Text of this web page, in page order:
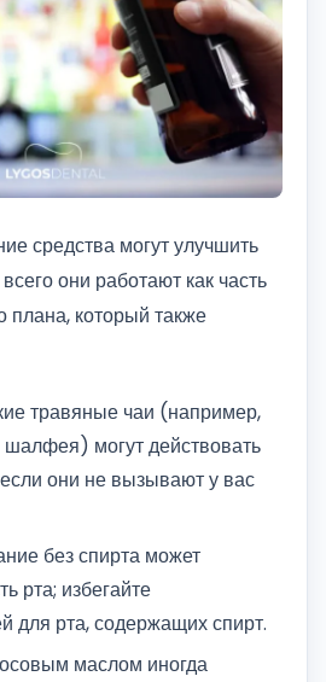
средства могут улучшить
они работают как часть
плана, который также
травяные чаи (например,
могут действовать
они не вызывают у вас
без спирта может
рта; избегайте
для рта, содержащих спирт.
маслом иногда